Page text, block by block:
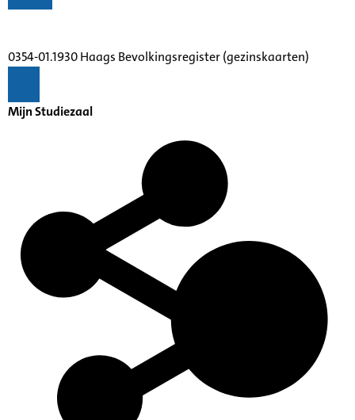
0354-01.1930 Haags Bevolkingsregister (gezinskaarten)
Mijn Studiezaal